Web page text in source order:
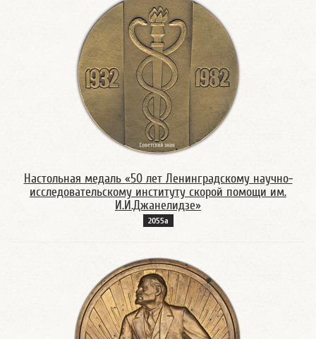
Настольная медаль «50 лет Ленинградскому научно-
исследовательскому институту скорой помощи им.
И.И.Джанелидзе»
2055а